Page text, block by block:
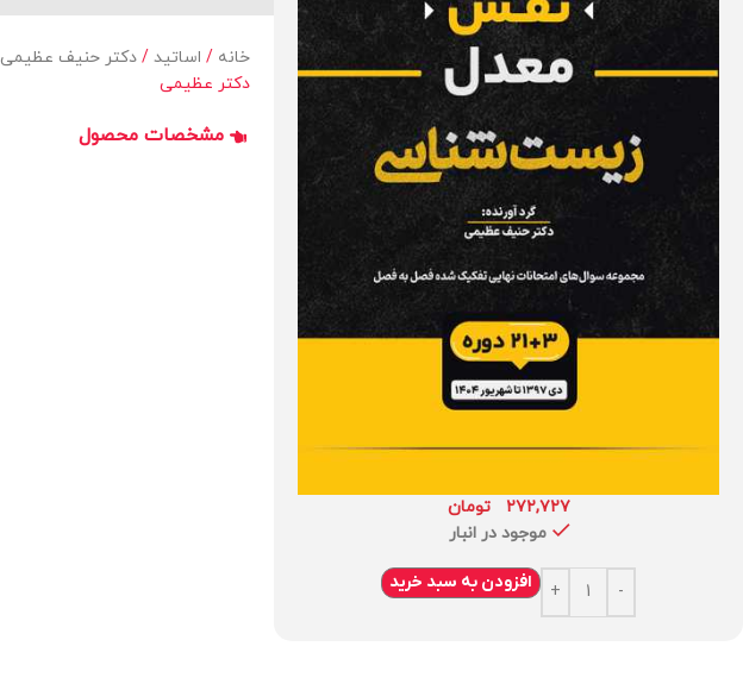
۲۷۲,۷۲۷
تومان
موجود در انبار
افزودن به سبد خرید
خانه اساتید دکتر حنیف عظیمی
دکتر عظیمی
مشخصات محصول